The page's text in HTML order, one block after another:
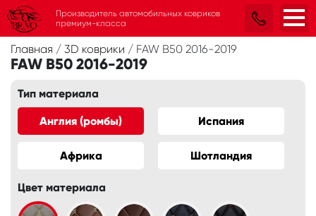
Главная / 3D коврики / FAW B50 2016-2019
FAW B50 2016-2019
Тип материала
Англия (ромбы) Испания
Африка Шотландия
Цвет материала
Производитель автомобильных ковриков
премиум-класса